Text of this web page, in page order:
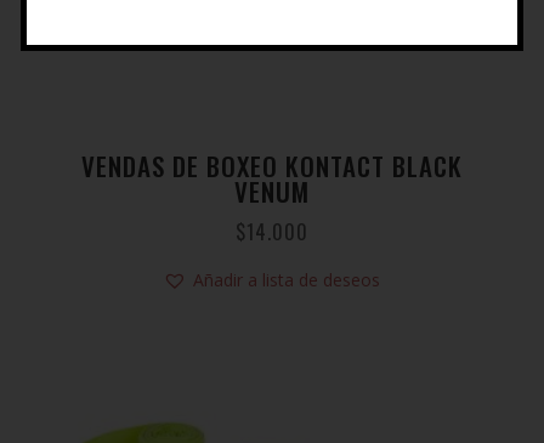
VENDAS DE BOXEO KONTACT BLACK
VENUM
$14.000
Añadir a lista de deseos